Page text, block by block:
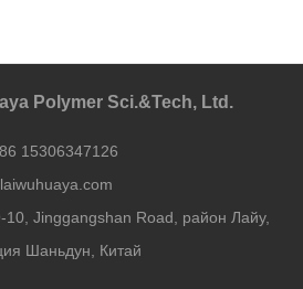
Polymer Sci.&Tech, Ltd.
15306347126
10, Jinggangshan Road, район Лайу,
Шаньдун, Китай